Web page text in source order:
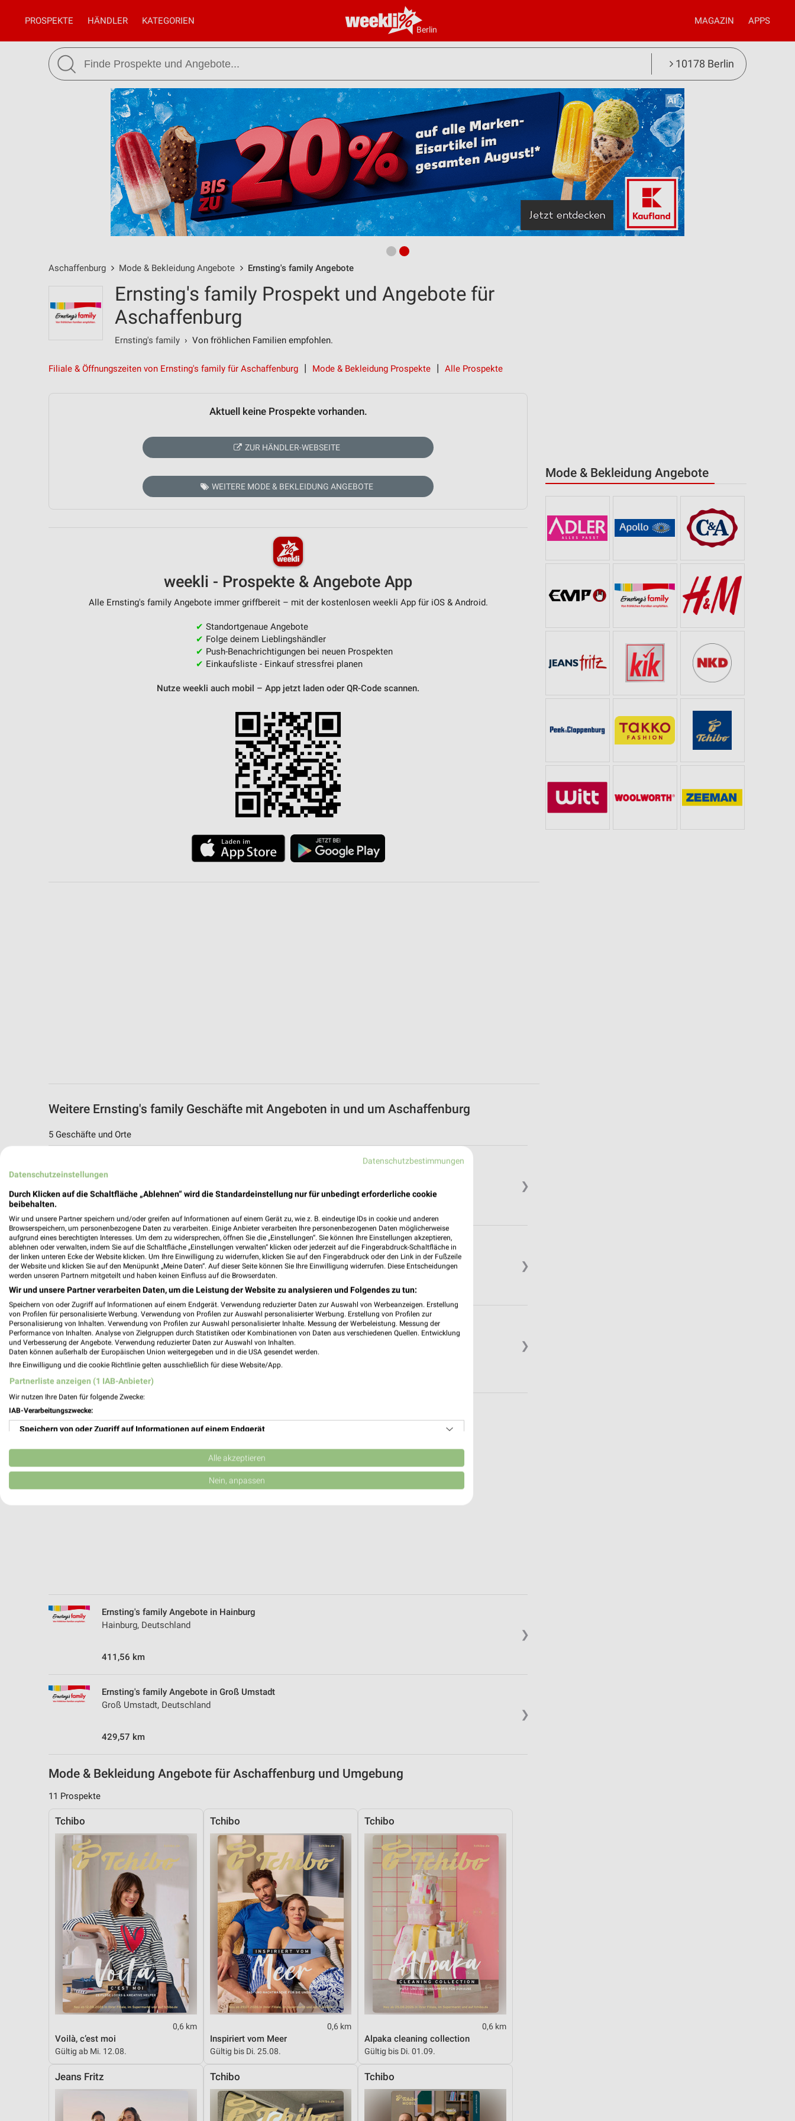
Berlin
PROSPEKTE HÄNDLER KATEGORIEN MAGAZIN APPS
10178 Berlin
Aschaffenburg Mode & Bekleidung Angebote Ernsting's family Angebote
Mode & Bekleidung Angebote
Ernsting's family Prospekt und Angebote für
Aschaffenburg
Ernsting's family › Von fröhlichen Familien empfohlen.
Filiale & Öffnungszeiten von Ernsting's family für Aschaffenburg Mode & Bekleidung Prospekte Alle Prospekte
Aktuell keine Prospekte vorhanden.
ZUR HÄNDLER-WEBSEITE
WEITERE MODE & BEKLEIDUNG ANGEBOTE
weekli - Prospekte & Angebote App
Alle Ernsting's family Angebote immer griffbereit – mit der kostenlosen weekli App für iOS & Android.
✔ Standortgenaue Angebote
✔ Folge deinem Lieblingshändler
✔ Push-Benachrichtigungen bei neuen Prospekten
✔ Einkaufsliste - Einkauf stressfrei planen
Nutze weekli auch mobil – App jetzt laden oder QR-Code scannen.
Weitere Ernsting's family Geschäfte mit Angeboten in und um Aschaffenburg
5 Geschäfte und Orte
❯
Stockstadt, Deutschland
❯
Ernsting's family Angebote in Seligenstadt
Seligenstadt, Deutschland
413,10 km
❯
Ernsting's family Angebote in Elsenfeld
Elsenfeld, Deutschland
419,87 km
❯
Ernsting's family Angebote in Hainburg
Hainburg, Deutschland
411,56 km
❯
Ernsting's family Angebote in Groß Umstadt
Groß Umstadt, Deutschland
429,57 km
Mode & Bekleidung Angebote für Aschaffenburg und Umgebung
11 Prospekte
Tchibo
0,6 km
Voilà, c’est moi
Gültig ab Mi. 12.08.
Tchibo
0,6 km
Inspiriert vom Meer
Gültig bis Di. 25.08.
Tchibo
0,6 km
Alpaka cleaning collection
Gültig bis Di. 01.09.
Jeans Fritz Tchibo Tchibo
Datenschutzbestimmungen
Datenschutzeinstellungen
Durch Klicken auf die Schaltfläche „Ablehnen“ wird die Standardeinstellung nur für unbedingt erforderliche cookie
beibehalten.
Wir und unsere Partner speichern und/oder greifen auf Informationen auf einem Gerät zu, wie z. B. eindeutige IDs in cookie und anderen
Browserspeichern, um personenbezogene Daten zu verarbeiten. Einige Anbieter verarbeiten Ihre personenbezogenen Daten möglicherweise
aufgrund eines berechtigten Interesses. Um dem zu widersprechen, öffnen Sie die „Einstellungen“. Sie können Ihre Einstellungen akzeptieren,
ablehnen oder verwalten, indem Sie auf die Schaltfläche „Einstellungen verwalten“ klicken oder jederzeit auf die Fingerabdruck-Schaltfläche in
der linken unteren Ecke der Website klicken. Um Ihre Einwilligung zu widerrufen, klicken Sie auf den Fingerabdruck oder den Link in der Fußzeile
der Website und klicken Sie auf den Menüpunkt „Meine Daten“. Auf dieser Seite können Sie Ihre Einwilligung widerrufen. Diese Entscheidungen
werden unseren Partnern mitgeteilt und haben keinen Einfluss auf die Browserdaten.
Wir und unsere Partner verarbeiten Daten, um die Leistung der Website zu analysieren und Folgendes zu tun:
Speichern von oder Zugriff auf Informationen auf einem Endgerät. Verwendung reduzierter Daten zur Auswahl von Werbeanzeigen. Erstellung
von Profilen für personalisierte Werbung. Verwendung von Profilen zur Auswahl personalisierter Werbung. Erstellung von Profilen zur
Personalisierung von Inhalten. Verwendung von Profilen zur Auswahl personalisierter Inhalte. Messung der Werbeleistung. Messung der
Performance von Inhalten. Analyse von Zielgruppen durch Statistiken oder Kombinationen von Daten aus verschiedenen Quellen. Entwicklung
und Verbesserung der Angebote. Verwendung reduzierter Daten zur Auswahl von Inhalten.
Daten können außerhalb der Europäischen Union weitergegeben und in die USA gesendet werden.
Ihre Einwilligung und die cookie Richtlinie gelten ausschließlich für diese Website/App.
Partnerliste anzeigen (1 IAB-Anbieter)
Wir nutzen Ihre Daten für folgende Zwecke:
IAB-Verarbeitungszwecke:
Speichern von oder Zugriff auf Informationen auf einem Endgerät
Verwendung reduzierter Daten zur Auswahl von Werbeanzeigen
Erstellung von Profilen für personalisierte Werbung
Analyse von Zielgruppen durch Statistiken oder Kombinationen von Daten aus verschiedenen
Entwicklung und Verbesserung der Angebote
IAB-Besonderheiten:
Geräte anhand von aktiv angeforderten Informationen identifizieren
Alle akzeptieren
Nein, anpassen